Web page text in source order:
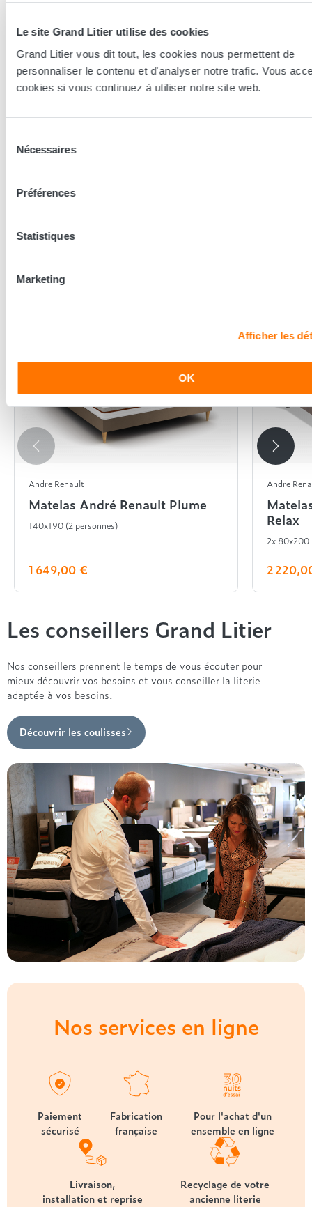
Le site Grand Litier utilise des cookies
Grand Litier vous dit tout, les cookies nous permettent de
personnaliser le contenu et d'analyser notre trafic. Vous
cookies si vous continuez à utiliser notre site web.
Nécessaires
Préférences
Statistiques
Marketing
Afficher les
OK
Essayer en magasin
Nos conseillers spécialistes du bien-être sont à votre disposition
technologie, le confort, et les modèles les plus adaptés à votre
Andre Renault
Matelas André Renault Plume
140x190 (2 personnes)
1 649,00 €
Andre
Relax
2x 80x200
2
Les conseillers Grand Litier
Nos conseillers prennent le temps de vous écouter pour
mieux découvrir vos besoins et vous conseiller la literie
adaptée à vos besoins.
Découvrir les coulisses
Nos services en ligne
Paiement
sécurisé
Fabrication
française
Pour l'achat d'un
ensemble en ligne
Livraison,
installation et reprise
Recyclage de votre
ancienne literie